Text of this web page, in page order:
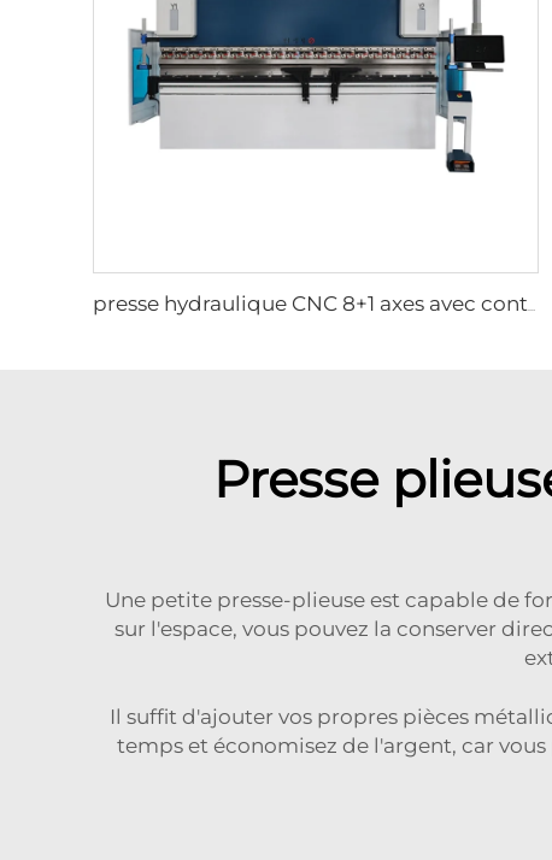
Presse
Une petite presse-plieuse est capable de
sur l'espace, vous pouvez la conserver
Il suffit d'ajouter vos propres pièces
temps et économisez de l'argent, car